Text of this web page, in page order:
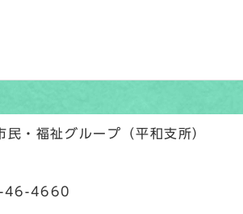
・福祉グループ（平和支所）
46-4660